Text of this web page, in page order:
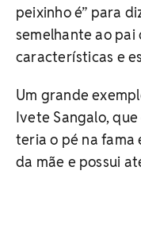
peixinho é” para
semelhante ao pai
características e
Um grande
Ivete Sangalo,
teria o pé na fama
da mãe e possui